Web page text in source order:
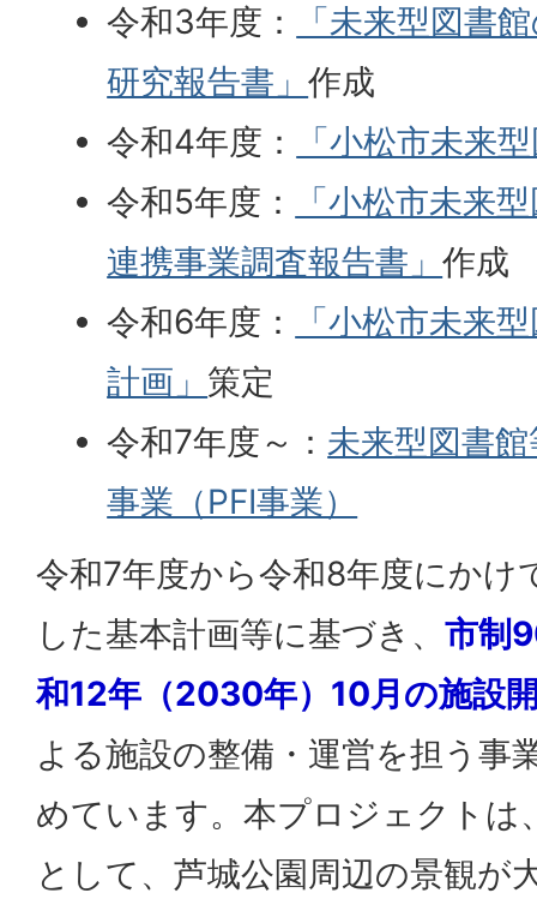
令和3年度：
「未来型図書
研究報告書」作成
令和4年度：
「小松市未来
令和5年度：
「小松市未来
連携事業調査報告書」作成
令和6年度：
「小松市未来
計画」 策定
令和7年度～：未来型図書
事業（PFI事業）
令和7年度から令和8年度にかけ
した基本計画等に基づき、 市制
和12年（2030年）10月の施設
よる施設の整備・運営を担う事
めています。本プロジェクトは
として、芦城公園周辺の景観が